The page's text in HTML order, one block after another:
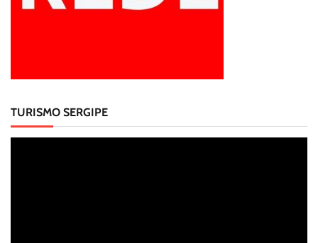
TURISMO SERGIPE